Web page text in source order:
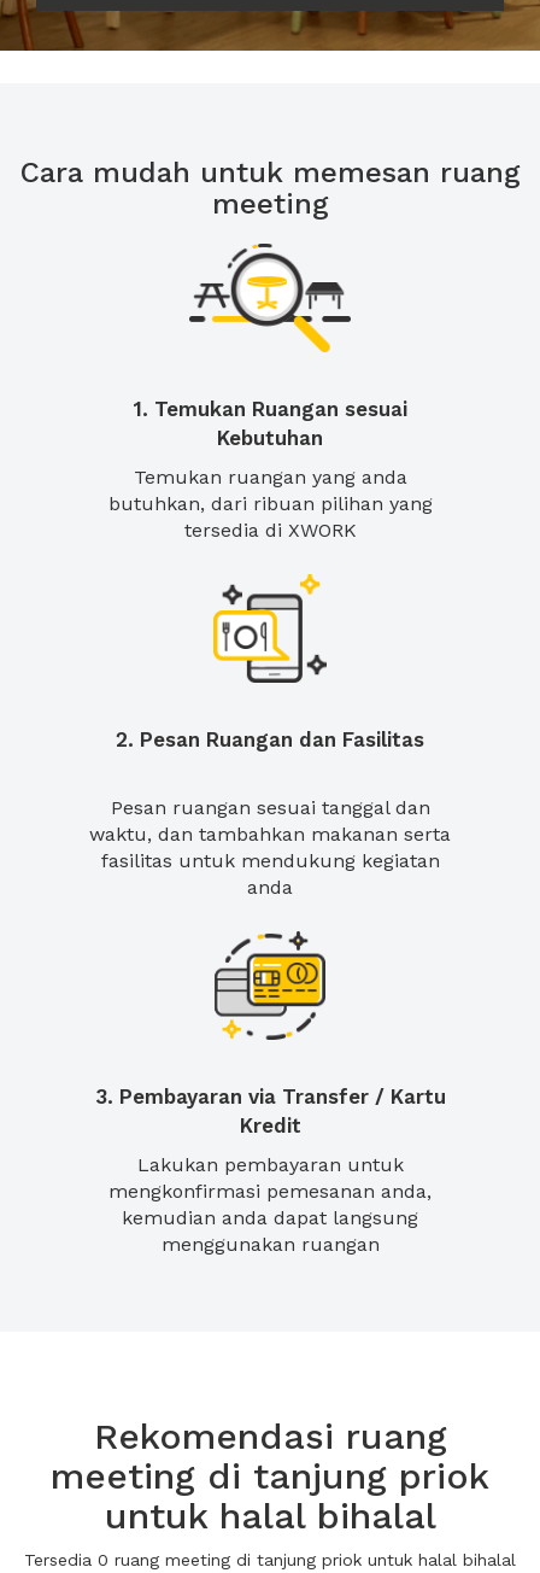
Cara mudah untuk memesan ruang
meeting
1. Temukan Ruangan sesuai
Kebutuhan
Temukan ruangan yang anda
butuhkan, dari ribuan pilihan yang
tersedia di XWORK
2. Pesan Ruangan dan Fasilitas
Pesan ruangan sesuai tanggal dan
waktu, dan tambahkan makanan serta
fasilitas untuk mendukung kegiatan
anda
3. Pembayaran via Transfer / Kartu
Kredit
Lakukan pembayaran untuk
mengkonfirmasi pemesanan anda,
kemudian anda dapat langsung
menggunakan ruangan
Rekomendasi ruang
meeting di tanjung priok
untuk halal bihalal
Tersedia 0 ruang meeting di tanjung priok untuk halal bihalal